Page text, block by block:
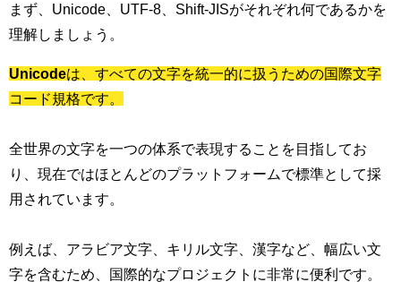
まず、Unicode、UTF-8、Shift-JISがそれぞれ何であるかを
理解しましょう。
Unicodeは、すべての文字を統一的に扱うための国際文字
コード規格です。
全世界の文字を一つの体系で表現することを目指してお
り、現在ではほとんどのプラットフォームで標準として採
用されています。
例えば、アラビア文字、キリル文字、漢字など、幅広い文
字を含むため、国際的なプロジェクトに非常に便利です。